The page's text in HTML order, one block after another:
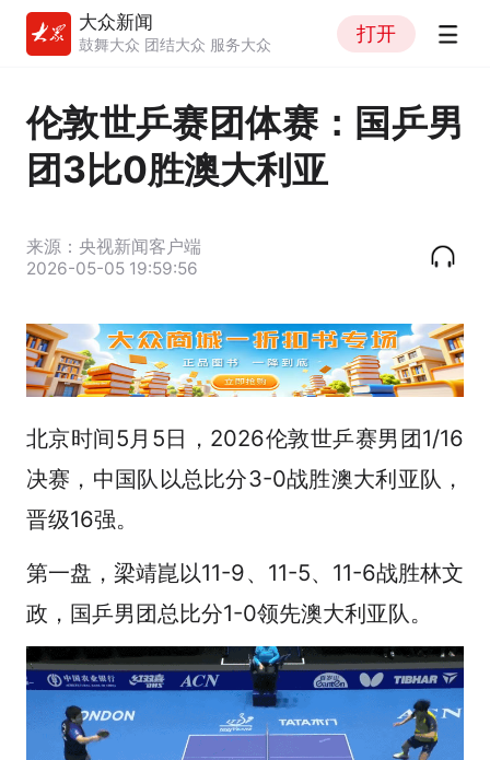
大众新闻
鼓舞大众 团结大众 服务大众
打开
伦敦世乒赛团体赛：国乒男
团3比0胜澳大利亚
来源：央视新闻客户端
2026-05-05 19:59:56
北京时间5月5日，2026伦敦世乒赛男团1/16
决赛，中国队以总比分3-0战胜澳大利亚队，
晋级16强。
第一盘，梁靖崑以11-9、11-5、11-6战胜林文
政，国乒男团总比分1-0领先澳大利亚队。